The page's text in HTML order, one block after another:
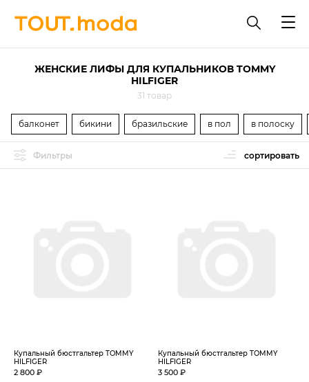
ЖЕНСКИЕ ЛИФЫ ДЛЯ КУПАЛЬНИКОВ TOMMY
HILFIGER
31 товар
балконет бикини бразильские в пол в полоску
Фильтры сортировать
Купальный бюстгальтер TOMMY
HILFIGER
2 800 ₽
Купальный бюстгальтер TOMMY
HILFIGER
3 500 ₽